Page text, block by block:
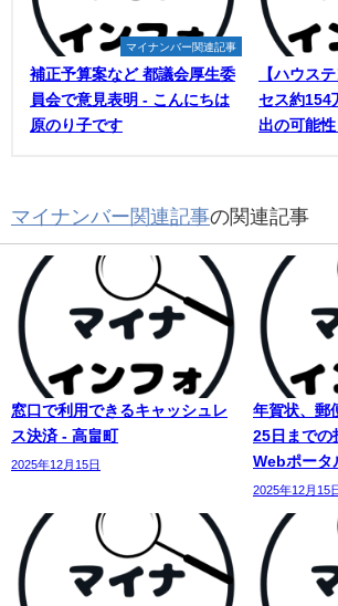
マイナンバー関連記事
補正予算案など 都議会厚生委
員会で意見表明 - こんにちは
原のり子です
【ハウス
セス約154
出の可能
マイナンバー関連記事の関連記事
窓口で利用できるキャッシュレ
ス決済 - 高畠町
2025年12月15日
年賀状、郵
25日までの
Webポータ
2025年12月15